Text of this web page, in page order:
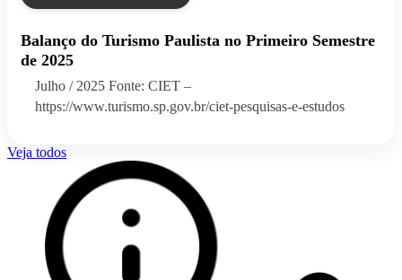
Balanço do Turismo Paulista no Primeiro Semestre
de 2025
Julho / 2025 Fonte: CIET –
https://www.turismo.sp.gov.br/ciet-pesquisas-e-estudos
Veja todos